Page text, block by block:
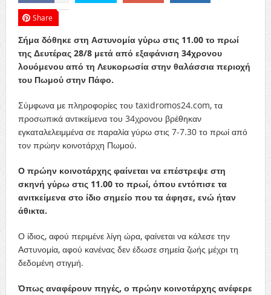
Share
Σήμα δόθηκε στη Αστυνομία γύρω στις 11.00 το πρωί
της Δευτέρας 28/8 μετά από εξαφάνιση 34χρονου
λουόμενου από τη Λευκορωσία στην θαλάσσια περιοχή
του Πωμού στην Πάφο.
Σύμφωνα με πληροφορίες του taxidromos24.com, τα
προσωπικά αντικείμενα του 34χρονου βρέθηκαν
εγκαταλελειμμένα σε παραλία γύρω στις 7-7.30 το πρωί από
τον πρώην κοινοτάρχη Πωμού.
Ο πρώην κοινοτάρχης φαίνεται να επέστρεψε στη
σκηνή γύρω στις 11.00 το πρωί, όπου εντόπισε τα
ανιτκείμενα στο ίδιο σημείο που τα άφησε, ενώ ήταν
άθικτα.
Ο ίδιος, αφού περιμένε λίγη ώρα, φαίνεται να κάλεσε την
Αστυνομία, αφού κανένας δεν έδωσε σημεία ζωής μέχρι τη
δεδομένη στιγμή.
Όπως αναφέρουν πηγές, ο πρώην κοινοτάρχης ανέφερε